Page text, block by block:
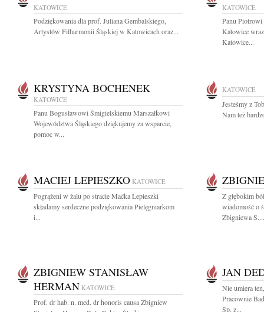
KATOWICE
Podziękowania dla prof. Juliana Gembalskiego,
Artystów Filharmonii Śląskiej w Katowicach oraz...
KATOWICE
Panu
Katowice
Katowice...
KRYSTYNA BOCHENEK
KATOWICE
Panu Bogusławowi Śmigielskiemu Marszałkowi
Województwa Śląskiego dziękujemy za wsparcie,
pomoc w...
KATOWICE
Jesteśmy z
Nam też
MACIEJ LEPIESZKO KATOWICE
Pogrążeni w żalu po stracie Maćka Lepieszki
składamy serdeczne podziękowania Pielęgniarkom
i...
Z głębokim
wiadomość o
Zbigniewa S....
ZBIGNIEW STANISŁAW
HERMAN KATOWICE
Prof. dr hab. n. med. dr honoris causa Zbigniew
JAN
Nie umiera
Pracownie
Sp. z...